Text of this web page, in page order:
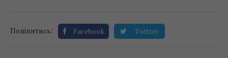
Поділитись: Facebook Twitter